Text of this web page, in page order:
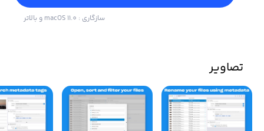
سازگاری : macOS 11.0 و بالاتر
تصاویر